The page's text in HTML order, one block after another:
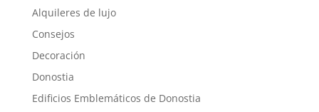
Alquileres de lujo
Consejos
Decoración
Donostia
Edificios Emblemáticos de Donostia